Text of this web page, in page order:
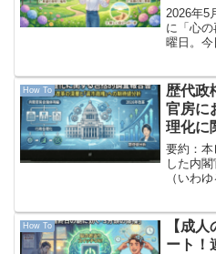
語」
2026年5
に「心
曜日。
この1ヶ
日常...
How To
歴代政
官房に
理化に
2026
権」へ
要約：
した内
（いわ
市政権
どのよ
How To
【成
ート！